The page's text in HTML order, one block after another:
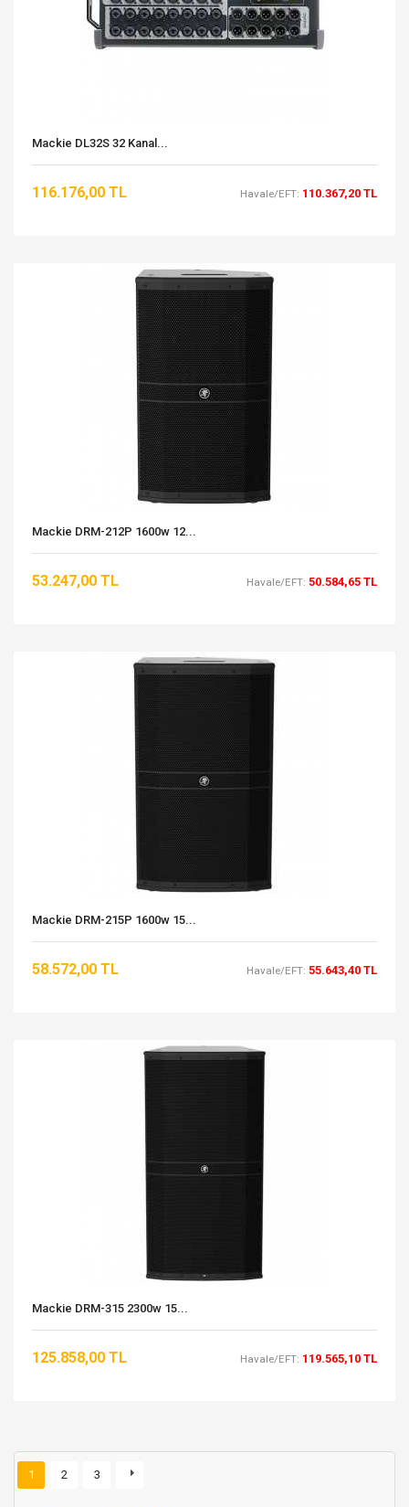
Mackie DL32S 32 Kanal...
116.176,00 TL Havale/EFT: 110.367,20 TL
Mackie DRM-212P 1600w 12...
53.247,00 TL Havale/EFT: 50.584,65 TL
Mackie DRM-215P 1600w 15...
58.572,00 TL Havale/EFT: 55.643,40 TL
Mackie DRM-315 2300w 15...
125.858,00 TL Havale/EFT: 119.565,10 TL
1 2 3